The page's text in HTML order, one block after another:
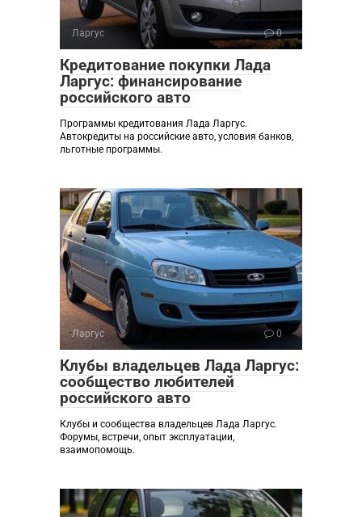
Ларгус 0
Кредитование покупки Лада
Ларгус: финансирование
российского авто
Программы кредитования Лада Ларгус.
Автокредиты на российские авто, условия банков,
льготные программы.
Ларгус 0
Клубы владельцев Лада Ларгус:
сообщество любителей
российского авто
Клубы и сообщества владельцев Лада Ларгус.
Форумы, встречи, опыт эксплуатации,
взаимопомощь.